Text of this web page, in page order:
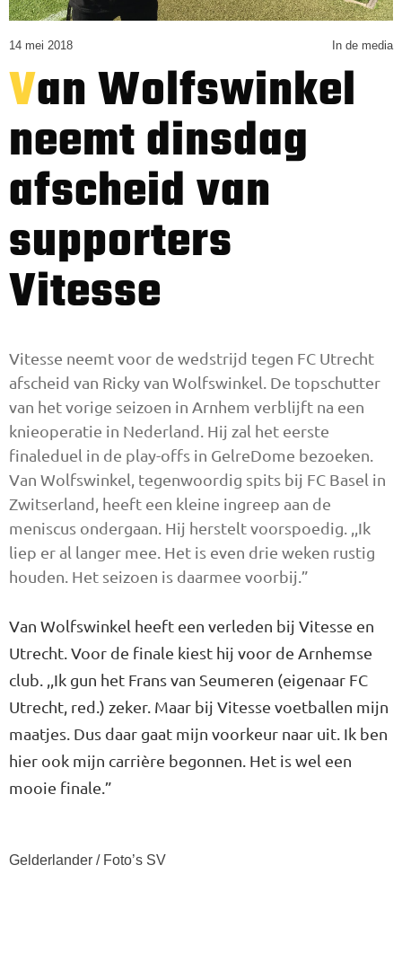
14 mei 2018 In de media
Van Wolfswinkel
neemt dinsdag
afscheid van
supporters
Vitesse
Vitesse neemt voor de wedstrijd tegen FC Utrecht
afscheid van Ricky van Wolfswinkel. De topschutter
van het vorige seizoen in Arnhem verblijft na een
knieoperatie in Nederland. Hij zal het eerste
finaleduel in de play-offs in GelreDome bezoeken.
Van Wolfswinkel, tegenwoordig spits bij FC Basel in
Zwitserland, heeft een kleine ingreep aan de
meniscus ondergaan. Hij herstelt voorspoedig. ,,Ik
liep er al langer mee. Het is even drie weken rustig
houden. Het seizoen is daarmee voorbij.”
Van Wolfswinkel heeft een verleden bij Vitesse en
Utrecht. Voor de finale kiest hij voor de Arnhemse
club. ,,Ik gun het Frans van Seumeren (eigenaar FC
Utrecht, red.) zeker. Maar bij Vitesse voetballen mijn
maatjes. Dus daar gaat mijn voorkeur naar uit. Ik ben
hier ook mijn carrière begonnen. Het is wel een
mooie finale.”
Gelderlander / Foto’s SV